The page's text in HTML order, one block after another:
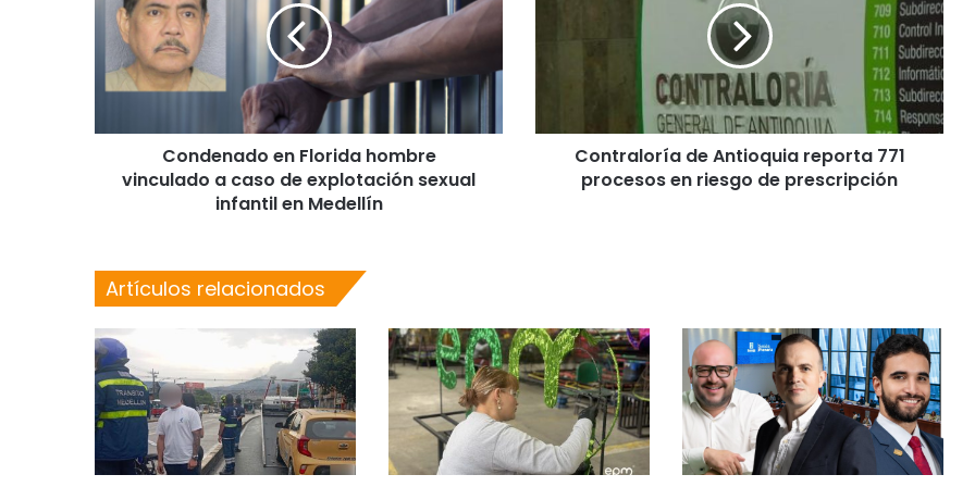
Condenado en Florida hombre
vinculado a caso de explotación sexual
infantil en Medellín
Contraloría de Antioquia reporta 771
procesos en riesgo de prescripción
Artículos relacionados